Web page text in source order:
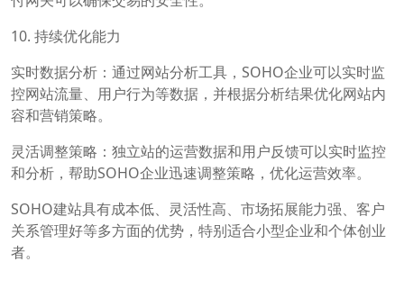
10. 持续优化能力
实时数据分析：通过网站分析工具，SOHO企业可以实时监
控网站流量、用户行为等数据，并根据分析结果优化网站内
容和营销策略。
灵活调整策略：独立站的运营数据和用户反馈可以实时监控
和分析，帮助SOHO企业迅速调整策略，优化运营效率。
SOHO建站具有成本低、灵活性高、市场拓展能力强、客户
关系管理好等多方面的优势，特别适合小型企业和个体创业
者。